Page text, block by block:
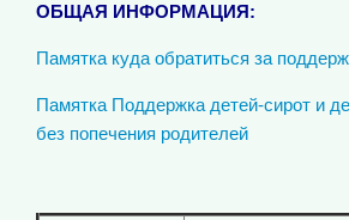
ОБЩАЯ ИНФОРМАЦИЯ:
Памятка куда обратиться за
Памятка Поддержка детей-сирот и
без попечения родителей